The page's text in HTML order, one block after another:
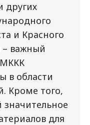
других
и Красного
– важный
в области
Кроме того,
для